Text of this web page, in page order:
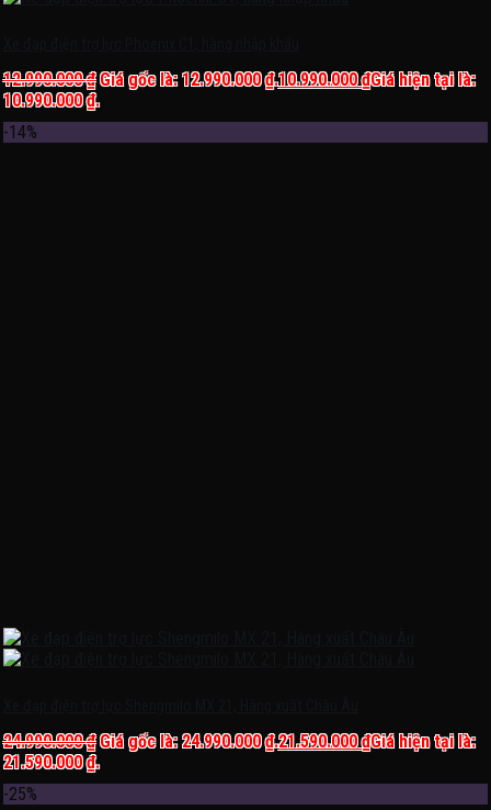
12.990.000₫ Giá gốc là: 12.990.000 ₫.10.990.000₫Giá hiện tại là:
10.990.000 ₫.
-14%
24.990.000₫ Giá gốc là: 24.990.000 ₫.21.590.000₫Giá hiện tại là:
21.590.000 ₫.
-25%